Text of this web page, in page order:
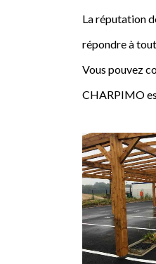
La réputation
répondre à
Vous pouvez
CHARPIMO